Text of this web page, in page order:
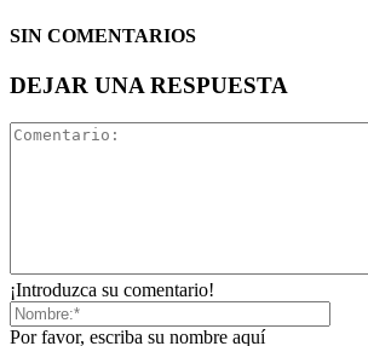
SIN COMENTARIOS
DEJAR UNA RESPUESTA
¡Introduzca su comentario!
Por favor, escriba su nombre aquí